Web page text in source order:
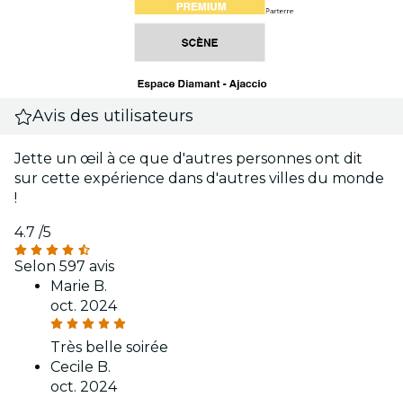
Avis des utilisateurs
Jette un œil à ce que d'autres personnes ont dit
sur cette expérience dans d'autres villes du monde
!
4.7 /5
Selon 597 avis
Marie B.
oct. 2024
Très belle soirée
Cecile B.
oct. 2024